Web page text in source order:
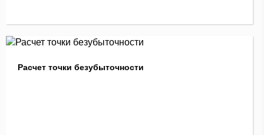
Расчет точки безубыточности